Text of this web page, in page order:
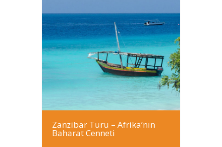
TUR DETAYI
Zanzibar Turu – Afrika’nın
Baharat Cenneti